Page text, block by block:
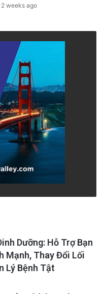
2 weeks ago
Dưỡng: Hỗ Trợ Bạn
Mạnh, Thay Đổi Lối
Lý Bệnh Tật